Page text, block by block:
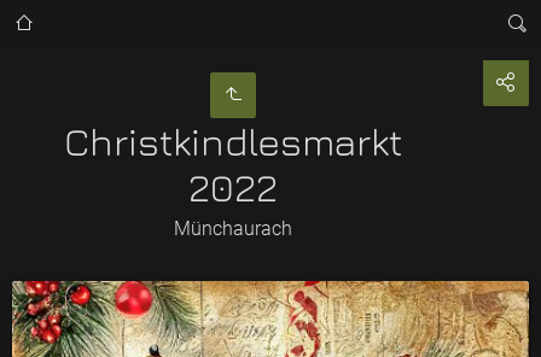
Christkindlesmarkt
2022
Münchaurach